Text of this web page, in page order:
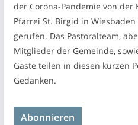
der Corona-Pandemie von der
Pfarrei St. Birgid in Wiesbaden
gerufen. Das Pastoralteam,
Mitglieder der Gemeinde,
Gäste teilen in diesen kurzen
Gedanken.
Abonnieren